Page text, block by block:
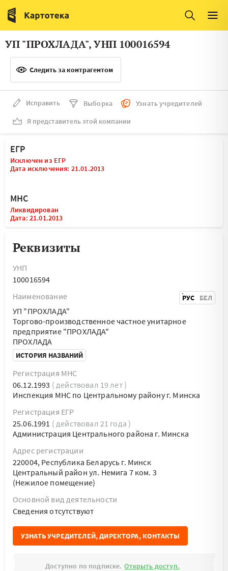
Италия
Люксембург
Литва
Нидерланды
УП "ПРОХЛАДА", УНП 100016594
Следить за контрагентом
Исправить Выборка
Узнать учредителей
Я представитель этой компании
ЕГР
Исключен из ЕГР
Дата исключения: 21.01.2013
МНС
Ликвидирован
Дата: 21.01.2013
Реквизиты
УНП
100016594
Наименование
РУС БЕЛ
УП "ПРОХЛАДА"
Торгово-производственное частное унитарное
предприятие "ПРОХЛАДА"
ПРОХЛАДА
ИСТОРИЯ НАЗВАНИЙ
Регистрация МНС
06.12.1993 ( действовал 19 лет )
Инспекция МНС по Центральному району г. Минска
Регистрация ЕГР
25.06.1991 ( действовал 21 года )
Администрация Центрального района г. Минска
Адрес регистрации
220004, Республика Беларусь г. Минск
Центральный район ул. Немига 7 ком. 3
(Нежилое помещение)
Основной вид деятельности
Cведения отсутствуют
УЗНАТЬ УЧРЕДИТЕЛЕЙ, ДИРЕКТОРА, КОНТАКТЫ
Доступно по подписке. Открыть доступ.